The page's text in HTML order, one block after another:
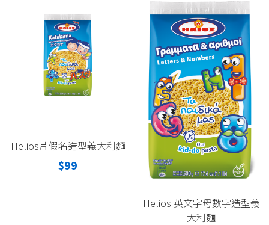
Helios片假名造型義大利麵
$99
Helios 英文字母數字造型義
大利麵